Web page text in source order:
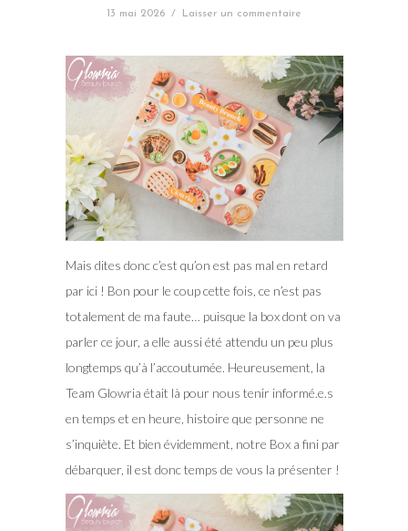
13 mai 2026 / Laisser un commentaire
Mais dites donc c’est qu’on est pas mal en retard
par ici ! Bon pour le coup cette fois, ce n’est pas
totalement de ma faute… puisque la box dont on va
parler ce jour, a elle aussi été attendu un peu plus
longtemps qu’à l’accoutumée. Heureusement, la
Team Glowria était là pour nous tenir informé.e.s
en temps et en heure, histoire que personne ne
s’inquiète. Et bien évidemment, notre Box a fini par
débarquer, il est donc temps de vous la présenter !